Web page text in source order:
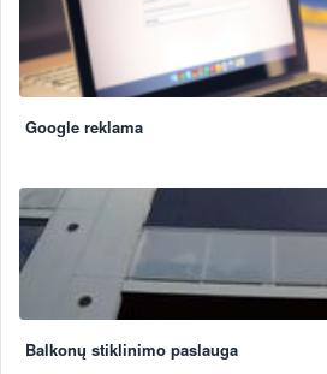
Google reklama
Balkonų stiklinimo paslauga